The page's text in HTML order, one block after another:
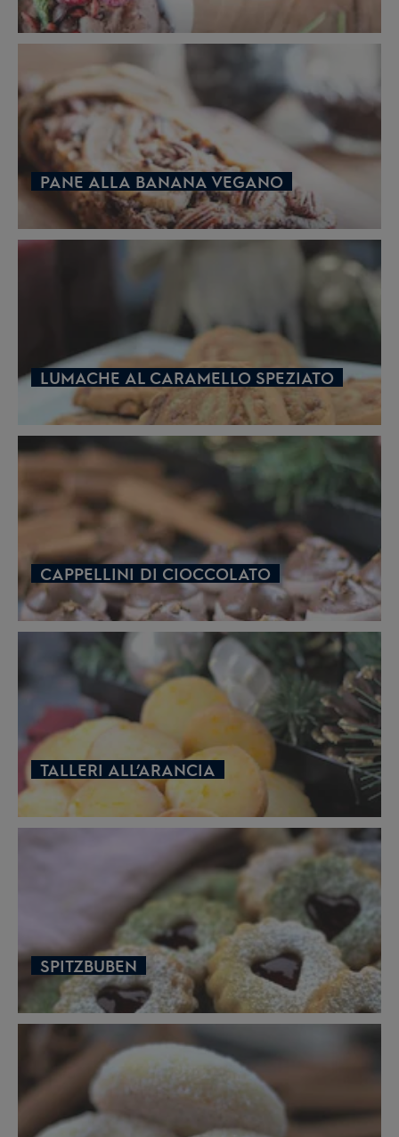
PANE ALLA BANANA VEGANO
LUMACHE AL CARAMELLO SPEZIATO
CAPPELLINI DI CIOCCOLATO
TALLERI ALL’ARANCIA
SPITZBUBEN